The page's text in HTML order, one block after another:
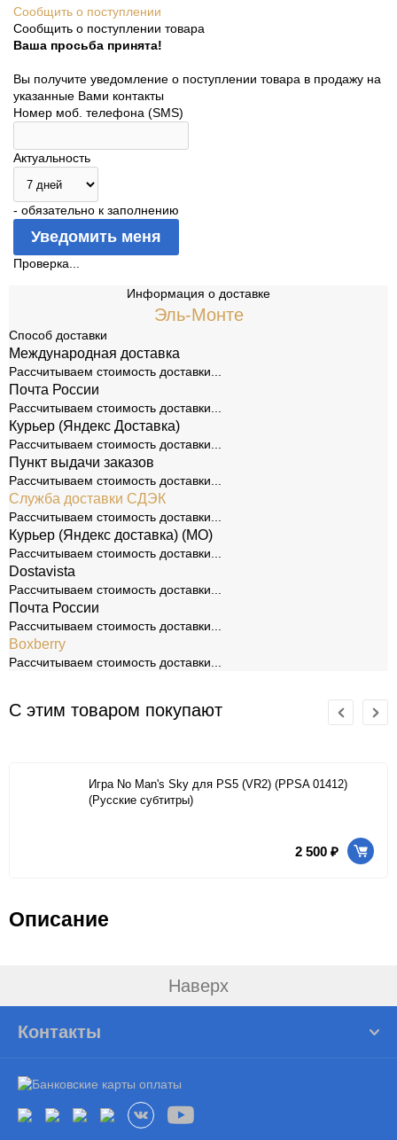
Сообщить о поступлении
Сообщить о поступлении товара
Ваша просьба принята!
Вы получите уведомление о поступлении товара в продажу на
указанные Вами контакты
Номер моб. телефона (SMS)
Актуальность
- обязательно к заполнению
Проверка...
Информация о доставке
Эль-Монте
Способ доставки
Международная доставка
Рассчитываем стоимость доставки...
Почта России
Рассчитываем стоимость доставки...
Курьер (Яндекс Доставка)
Рассчитываем стоимость доставки...
Пункт выдачи заказов
Рассчитываем стоимость доставки...
Служба доставки СДЭК
Рассчитываем стоимость доставки...
Курьер (Яндекс доставка) (МО)
Рассчитываем стоимость доставки...
Dostavista
Рассчитываем стоимость доставки...
Почта России
Рассчитываем стоимость доставки...
Boxberry
Рассчитываем стоимость доставки...
С этим товаром покупают
Игра No Man's Sky для PS5 (VR2) (PPSA 01412)
(Русские субтитры)
2 500 ₽
Описание
Наверх
Контакты